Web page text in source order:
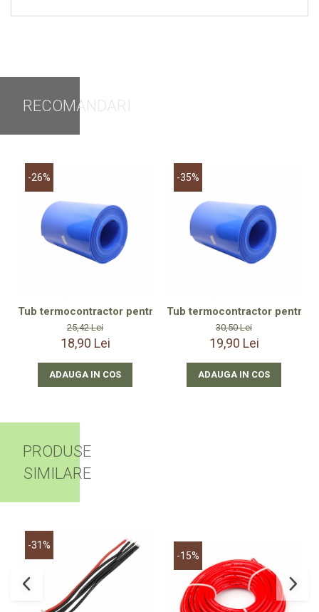
RECOMANDARI
-26%
Tub termocontractor pentru pachete acumulatori 18650
25,42 Lei
18,90 Lei
ADAUGA IN COS
-35%
Tub termocontractor pentru
30,50 Lei
19,90 Lei
ADAUGA IN COS
PRODUSE
SIMILARE
-31%
-15%